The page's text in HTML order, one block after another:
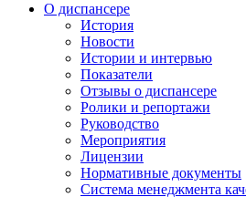
О диспансере
История
Новости
Истории и интервью
Показатели
Отзывы о диспансере
Ролики и репортажи
Руководство
Мероприятия
Лицензии
Нормативные документы
Система менеджмента